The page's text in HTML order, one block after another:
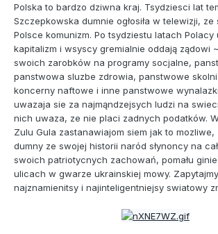
Polska to bardzo dziwna kraj. Tsydziesci lat
Szczepkowska dumnie ogłosiła w telewizji, ze
Polsce komunizm. Po tsydziestu latach Polacy
kapitalizm i wsyscy gremialnie oddają ządowi
swoich zarobków na programy socjalne,
panstwowa sluzbe zdrowia, panstwowe
koncerny naftowe i inne panstwowe
uwazaja sie za najmąndzejsych ludzi na
nich uwaza, ze nie placi zadnych podatków.
Zulu Gula zastanawiajom siem jak to mozliwe,
dumny ze swojej historii naród słynoncy na
swoich patriotycnych zachowań, pomału
ulicach w gwarze ukrainskiej mowy.
najznamienitsy i najinteligentniejsy swiatowy